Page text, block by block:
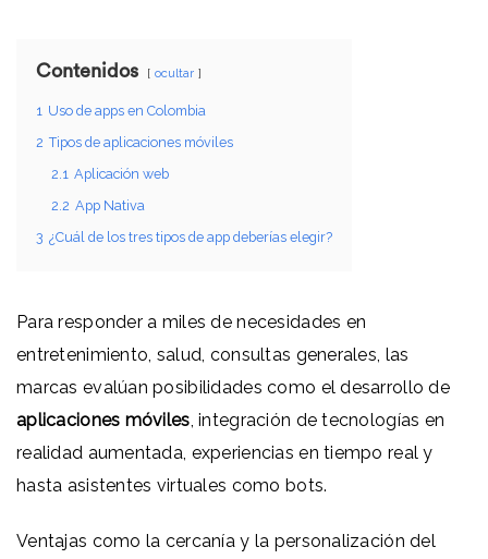
Contenidos ocultar
1 Uso de apps en Colombia
2 Tipos de aplicaciones móviles
2.1 Aplicación web
2.2 App Nativa
3 ¿Cuál de los tres tipos de app deberías elegir?
Para responder a miles de necesidades en
entretenimiento, salud, consultas generales, las
marcas evalúan posibilidades como el desarrollo de
aplicaciones móviles , integración de tecnologías en
realidad aumentada, experiencias en tiempo real y
hasta asistentes virtuales como bots.
Ventajas como la cercanía y la personalización del